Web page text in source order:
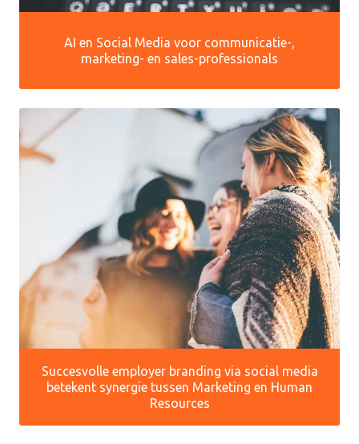
AI en Social Media voor communicatie-,
marketing- en sales-professionals
Succesvolle employer branding via social media
betekent synergie tussen Marketing en Human
Resources